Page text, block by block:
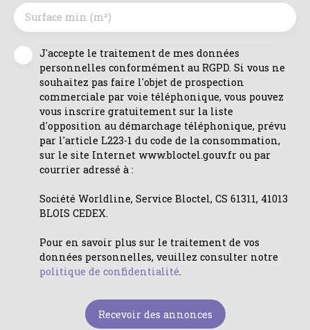
Surface min (m²)
J'accepte le traitement de mes données
personnelles conformément au RGPD. Si vous ne
souhaitez pas faire l'objet de prospection
commerciale par voie téléphonique, vous pouvez
vous inscrire gratuitement sur la liste
d'opposition au démarchage téléphonique, prévu
par l'article L223-1 du code de la consommation,
sur le site Internet www.bloctel.gouv.fr ou par
courrier adressé à :
Société Worldline, Service Bloctel, CS 61311, 41013
BLOIS CEDEX.
Pour en savoir plus sur le traitement de vos
données personnelles, veuillez consulter notre
politique de confidentialité.
Recevoir des annonces